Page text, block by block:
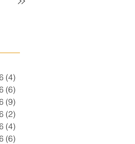
(4)
(6)
(9)
(2)
(4)
(6)